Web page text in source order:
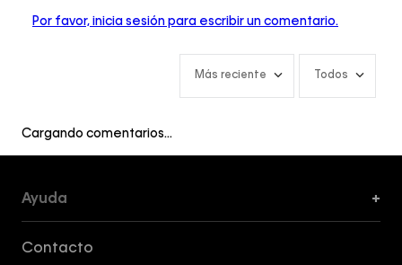
Por favor, inicia sesión para escribir un comentario.
Más reciente Todos
Cargando comentarios…
Ayuda +
Contacto